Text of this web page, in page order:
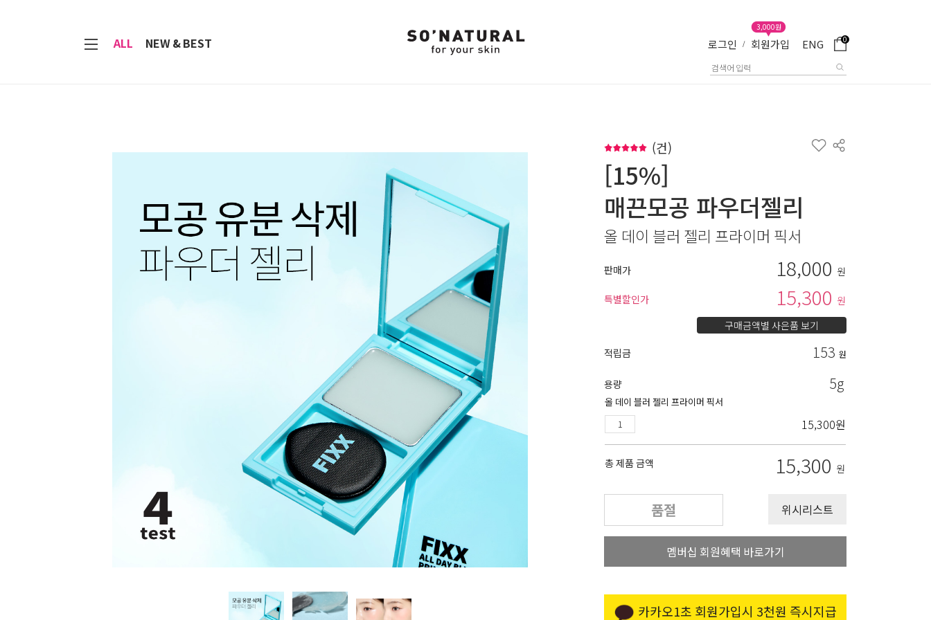
ALL NEW & BEST 로그인 / 회원가입
3,000원
ENG 0
(건)
[15%]
매끈모공 파우더젤리
올 데이 블러 젤리 프라이머 픽서
판매가 18,000 원
특별할인가
15,300 원
구매금액별 사은품 보기
적립금
153 원
용량 5g
올 데이 블러 젤리 프라이머 픽서
15,300원
총 제품 금액 15,300 원
품절 위시리스트
멤버십 회원혜택 바로가기
카카오1초 회원가입시 3천원 즉시지급